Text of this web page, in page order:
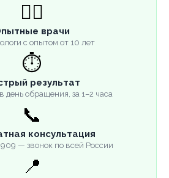
👨‍⚕️
врачи
с опытом от 10 лет
⏱️
результат
день обращения, за 1–2 часа
📞
консультация
— звонок по всей России
📍